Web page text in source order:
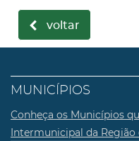
voltar
MUNICÍPIOS
Conheça os Municípios
Intermunicipal da Região